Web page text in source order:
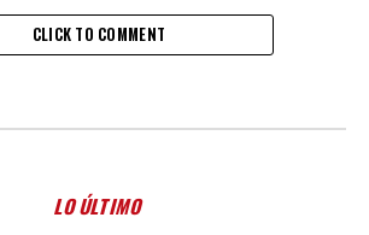
CLICK TO COMMENT
LO ÚLTIMO